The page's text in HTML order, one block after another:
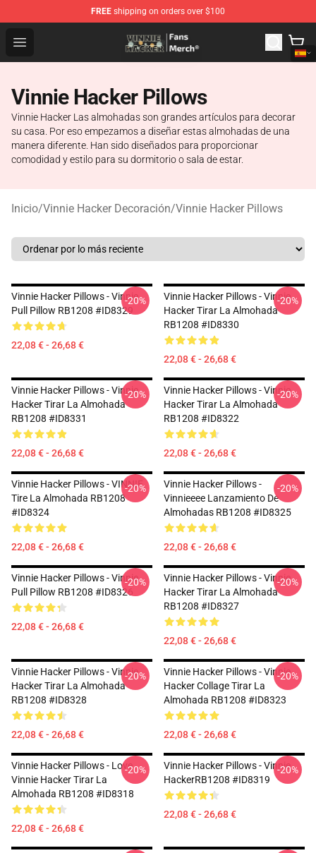
FREE shipping on orders over $100
Open menu
Vinnie Hacker Store - Official Vinnie Hacker Merchandise
Vinnie Hacker Pillows
Vinnie Hacker Las almohadas son grandes artículos para decorar
su casa. Por eso empezamos a diseñar estas almohadas de una
manera diferente. Han sido diseñados para proporcionar
comodidad y estilo para su dormitorio o sala de estar.
Inicio/Vinnie Hacker Decoración/Vinnie Hacker Pillows
Vinnie Hacker Pillows - Vinnie
Pull Pillow RB1208 #ID8329
22,08 € - 26,68 €
-20%
Vinnie Hacker Pillows - Vinnie
Hacker Tirar La Almohada
RB1208 #ID8330
22,08 € - 26,68 €
-20%
Vinnie Hacker Pillows - Vinnie
Hacker Tirar La Almohada
RB1208 #ID8331
22,08 € - 26,68 €
-20%
Vinnie Hacker Pillows - Vinnie
Hacker Tirar La Almohada
RB1208 #ID8322
22,08 € - 26,68 €
-20%
Vinnie Hacker Pillows - VINNIE
Tire La Almohada RB1208
#ID8324
22,08 € - 26,68 €
-20%
Vinnie Hacker Pillows -
Vinnieeee Lanzamiento De
Almohadas RB1208 #ID8325
22,08 € - 26,68 €
-20%
Vinnie Hacker Pillows - Vinnie
Pull Pillow RB1208 #ID8326
22,08 € - 26,68 €
-20%
Vinnie Hacker Pillows - Vinnie
Hacker Tirar La Almohada
RB1208 #ID8327
22,08 € - 26,68 €
-20%
Vinnie Hacker Pillows - Vinnie
Hacker Tirar La Almohada
RB1208 #ID8328
22,08 € - 26,68 €
-20%
Vinnie Hacker Pillows - Vinnie
Hacker Collage Tirar La
Almohada RB1208 #ID8323
22,08 € - 26,68 €
-20%
Vinnie Hacker Pillows - Love
Vinnie Hacker Tirar La
Almohada RB1208 #ID8318
22,08 € - 26,68 €
-20%
Vinnie Hacker Pillows - Vinnie
HackerRB1208 #ID8319
22,08 € - 26,68 €
-20%